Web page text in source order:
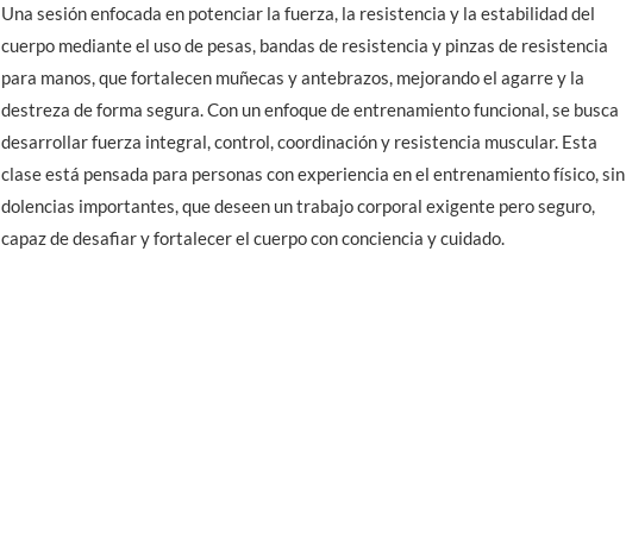
Una sesión enfocada en potenciar la fuerza, la resistencia y la estabilidad del
cuerpo mediante el uso de pesas, bandas de resistencia y pinzas de resistencia
para manos, que fortalecen muñecas y antebrazos, mejorando el agarre y la
destreza de forma segura. Con un enfoque de entrenamiento funcional, se busca
desarrollar fuerza integral, control, coordinación y resistencia muscular. Esta
clase está pensada para personas con experiencia en el entrenamiento físico, sin
dolencias importantes, que deseen un trabajo corporal exigente pero seguro,
capaz de desafiar y fortalecer el cuerpo con conciencia y cuidado.